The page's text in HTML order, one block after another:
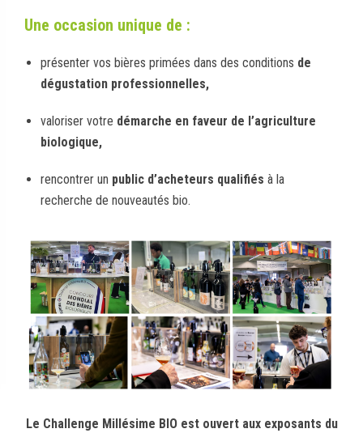
Une occasion unique de :
présenter vos bières primées dans des conditions de
dégustation professionnelles,
valoriser votre démarche en faveur de l’agriculture
biologique,
rencontrer un public d’acheteurs qualifiés à la
recherche de nouveautés bio.
Le Challenge Millésime BIO est ouvert aux exposants du